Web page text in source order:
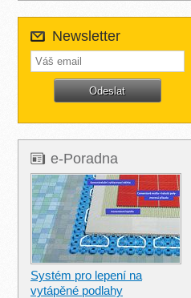
Newsletter
e-Poradna
Systém pro lepení na
vytápěné podlahy